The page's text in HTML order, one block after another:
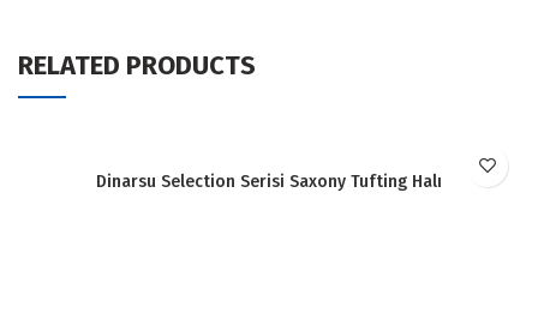
RELATED PRODUCTS
Dinarsu Selection Serisi Saxony Tufting Halı